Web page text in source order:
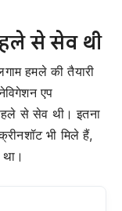
से सेव थी
हमले की तैयारी
एप
से सेव थी। इतना
भी मिले हैं,